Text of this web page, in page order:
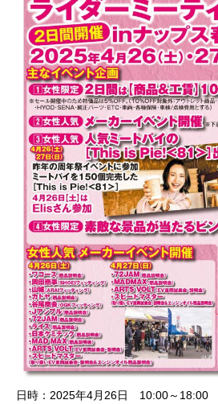
フルフェイス
FULL-FACE
日時：2025年4月26日 10:00～18:00